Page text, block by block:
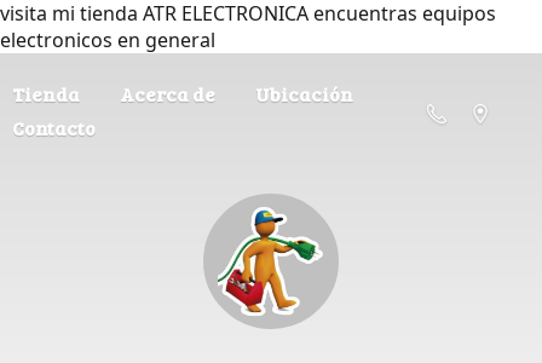
visita mi tienda ATR ELECTRONICA encuentras equipos
electronicos en general
Tienda Acerca de
Ubicación
Contacto